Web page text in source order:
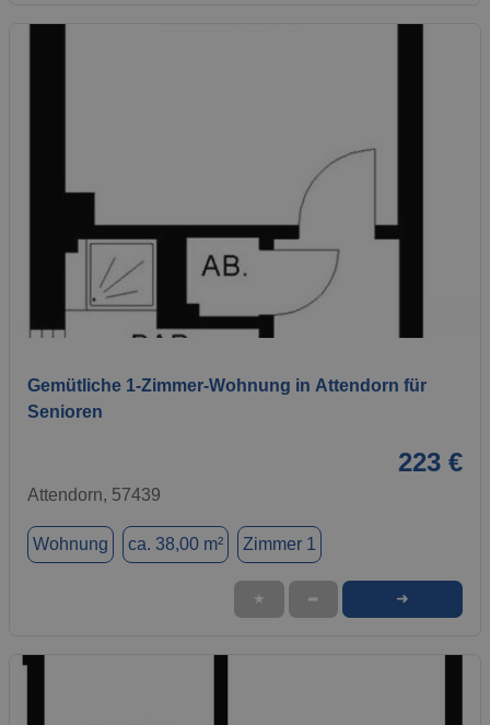
Gemütliche 1-Zimmer-Wohnung in Attendorn für
Senioren
223 €
Attendorn, 57439
Wohnung ca. 38,00 m² Zimmer 1
★ ➦ ➜